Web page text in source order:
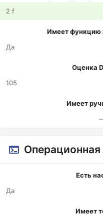
2 f
Имеет функцию
Да
Оценка
105
Имеет
Есть
Да
Имеет